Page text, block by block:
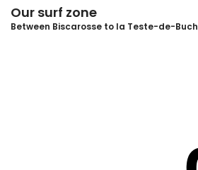
Our surf zone
Between Biscarosse to la Teste-de-Buch